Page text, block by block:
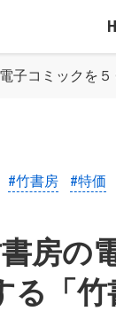
子コミックを
#竹書房 #特価
房の
る「